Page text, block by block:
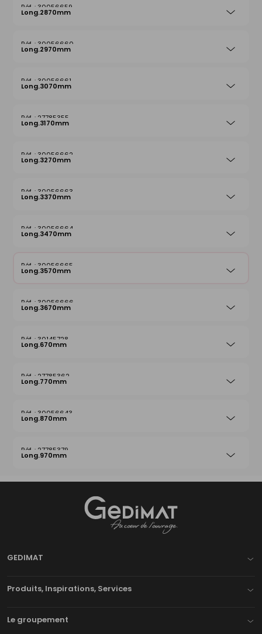
30056659
Long.2870mm
30056660
Long.2970mm
30056661
Long.3070mm
27785355
Long.3170mm
30056662
Long.3270mm
30056663
Long.3370mm
30056664
Long.3470mm
30056665
Long.3570mm
30056666
Long.3670mm
30145728
Long.670mm
27785362
Long.770mm
30056643
Long.870mm
27785379
Long.970mm
GEDIMAT
Produits, Inspirations, Services
Le groupement